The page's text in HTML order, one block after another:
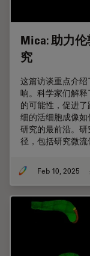
Mica: 助力
究
这篇访谈重点介
响。科学家们解
的可能性，促进
细的活细胞成像
研究的最前沿。
径，包括研究微流
Feb 10, 2025